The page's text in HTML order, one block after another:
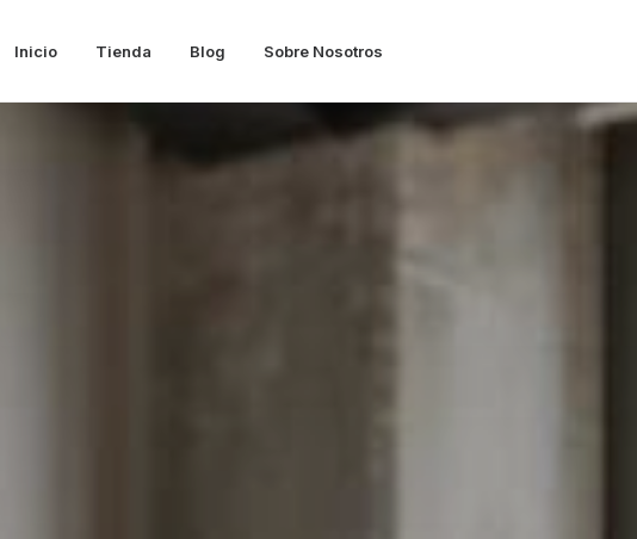
Inicio Tienda Blog Sobre Nosotros